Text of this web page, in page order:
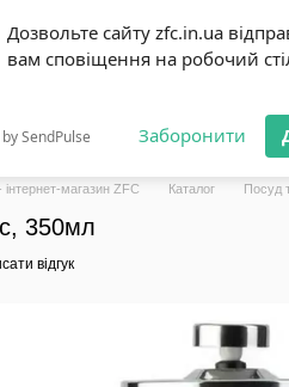
Дозвольте сайту zfc.in.ua
вам сповіщення на робочий
SendPulse Заборонити
і доставка Обмін та
магазин ZFC Каталог Посуд
350мл
відгук